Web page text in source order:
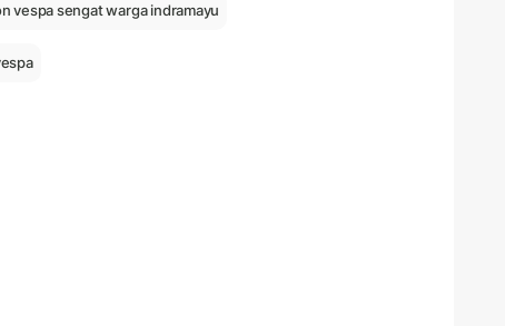
vespa sengat warga indramayu